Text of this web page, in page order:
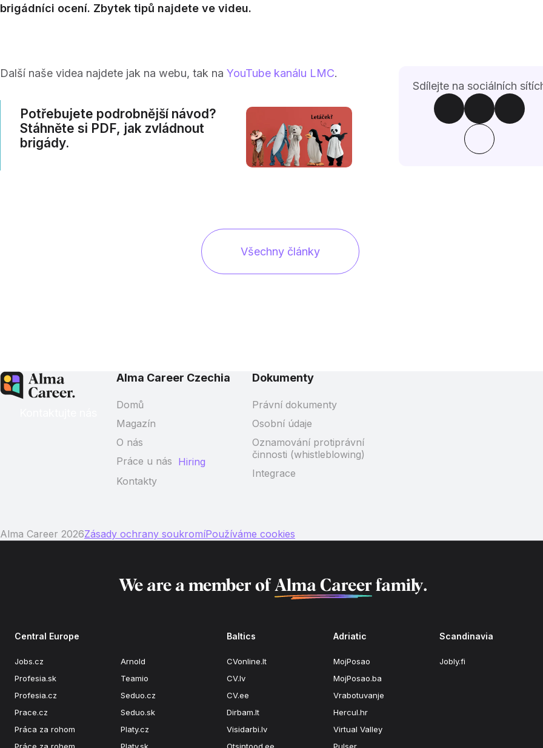
brigádníci ocení. Zbytek tipů najdete ve videu.
Další naše videa najdete jak na webu, tak na YouTube kanálu LMC.
Potřebujete podrobnější návod?
Stáhněte si PDF, jak zvládnout
brigády.
Sdílejte na sociálních
Všechny články
Alma Career Czechia
Domů
Magazín
O nás
Práce u nás Hiring
Kontakty
Dokumenty
Právní dokumenty
Osobní údaje
Oznamování protiprávní
činnosti (whistleblowing)
Integrace
Alma Career 2026Zásady ochrany soukromíPoužíváme cookies
We are a member of Alma Careerfamily.
Central Europe
Jobs.cz
Profesia.sk
Profesia.cz
Prace.cz
Práca za rohom
Práce za rohem
Arnold
Teamio
Seduo.cz
Seduo.sk
Platy.cz
Platy.sk
Baltics
CVonline.lt
CV.lv
CV.ee
Dirbam.lt
Visidarbi.lv
Otsintood.ee
Adriatic
MojPosao
MojPosao.ba
Vrabotuvanje
Hercul.hr
Virtual Valley
Pulser
Scandinavia
Jobly.fi